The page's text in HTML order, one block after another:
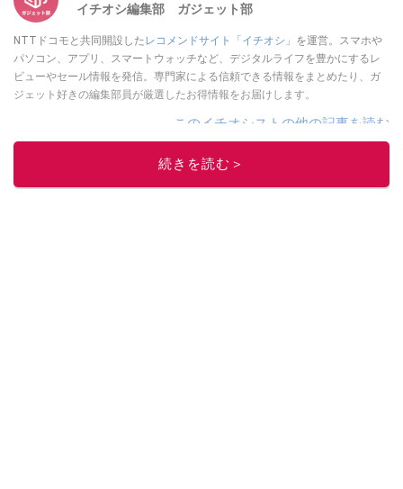
イチオシ編集部 ガジェット部
NTTドコモと共同開設した レコメンドサイト「イチオシ」 を運営。スマホや
パソコン、アプリ、スマートウォッチなど、デジタルライフを豊かにするレ
ビューやセール情報を発信。専門家による信頼できる情報をまとめたり、ガ
ジェット好きの編集部員が厳選したお得情報をお届けします。
このイチオシストの他の記事を読む
続きを読む＞